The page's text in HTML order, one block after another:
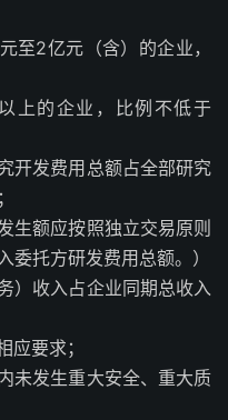
至2亿元（含）的企业，
上的企业，比例不低于
开发费用总额占全部研究
生额应按照独立交易原则
托方研发费用总额。）
）收入占企业同期总收入
应要求；
未发生重大安全、重大质